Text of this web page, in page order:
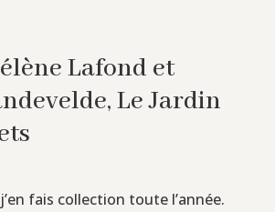
Lafond et
Le Jardin
fais collection toute l’année.